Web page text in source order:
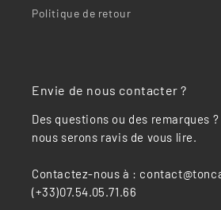
Politique de retour
Envie de nous contacter ?
Des questions ou des remarques
nous serons ravis de vous lire.
Contactez-nous à :
(+33)07.54.05.71.66